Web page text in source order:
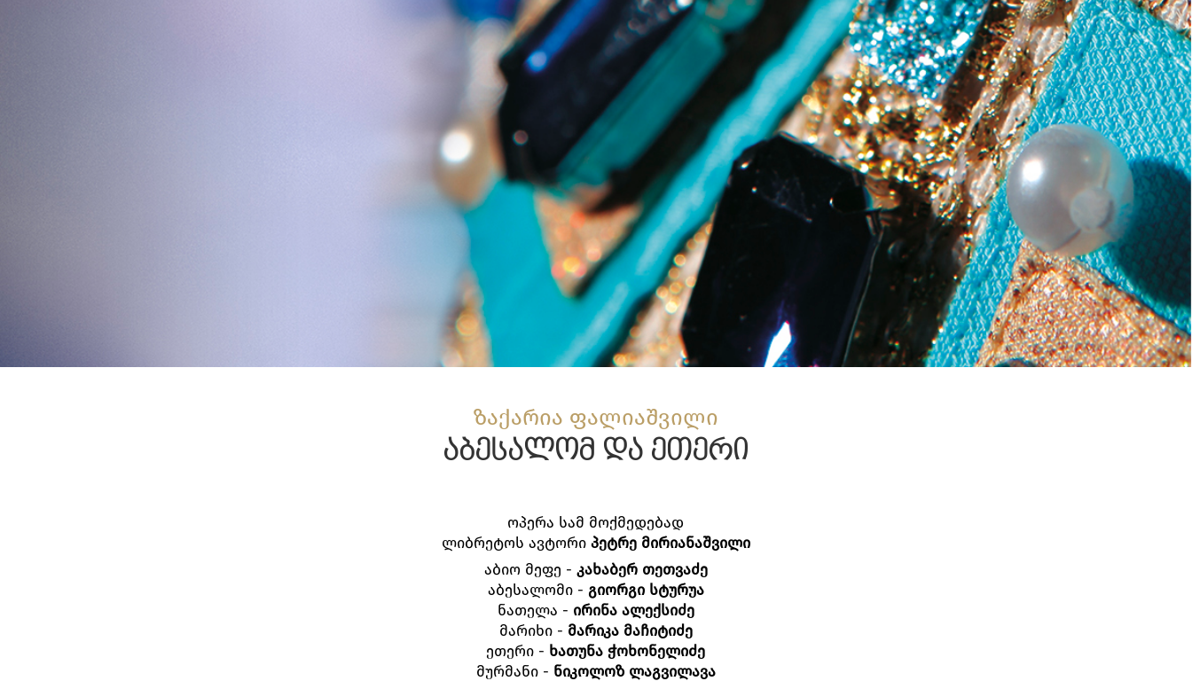
ზაქარია ფალიაშვილი
აბესალომ და ეთერი
ოპერა სამ მოქმედებად
ლიბრეტოს ავტორი პეტრე მირიანაშვილი
აბიო მეფე - კახაბერ თეთვაძე
აბესალომი - გიორგი სტურუა
ნათელა - ირინა ალექსიძე
მარიხი - მარიკა მაჩიტიძე
ეთერი - ხათუნა ჭოხონელიძე
მურმანი - ნიკოლოზ ლაგვილავა